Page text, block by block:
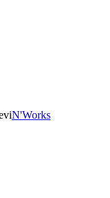
N'Works